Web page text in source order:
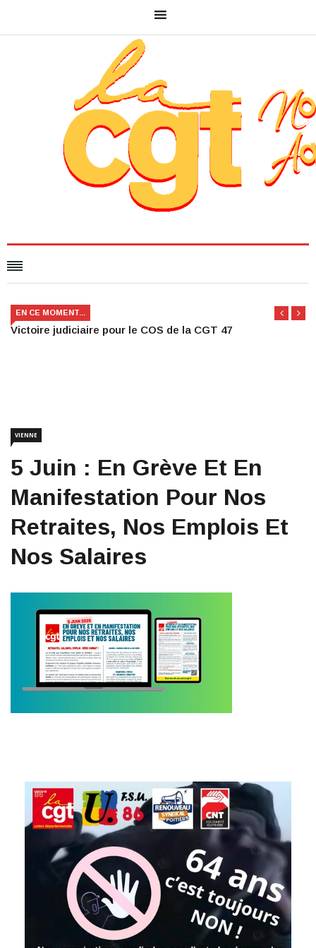
EN CE MOMENT...
Victoire judiciaire pour le COS de la CGT 47
VIENNE
5 Juin : En Grève Et En
Manifestation Pour Nos
Retraites, Nos Emplois Et
Nos Salaires